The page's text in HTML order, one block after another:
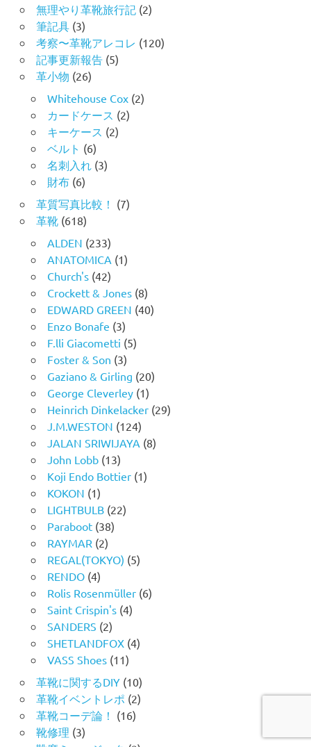
無理やり革靴旅行記 (2)
筆記具(3)
考察〜革靴アレコレ (120)
記事更新報告(5)
革小物 (26)
Whitehouse Cox(2)
カードケース (2)
キーケース (2)
ベルト (6)
名刺入れ (3)
財布(6)
革質写真比較！ (7)
革靴(618)
ALDEN (233)
ANATOMICA (1)
Church's(42)
Crockett & Jones(8)
EDWARD GREEN (40)
Enzo Bonafe (3)
F.lli Giacometti (5)
Foster & Son (3)
Gaziano & Girling (20)
George Cleverley(1)
Heinrich Dinkelacker(29)
J.M.WESTON (124)
JALAN SRIWIJAYA (8)
John Lobb(13)
Koji Endo Bottier(1)
KOKON (1)
LIGHTBULB(22)
Paraboot(38)
RAYMAR (2)
REGAL(TOKYO) (5)
RENDO(4)
Rolis Rosenmüller(6)
Saint Crispin's(4)
SANDERS (2)
SHETLANDFOX(4)
VASS Shoes(11)
革靴に関するDIY(10)
革靴イベントレポ (2)
革靴コーデ論！ (16)
靴修理 (3)